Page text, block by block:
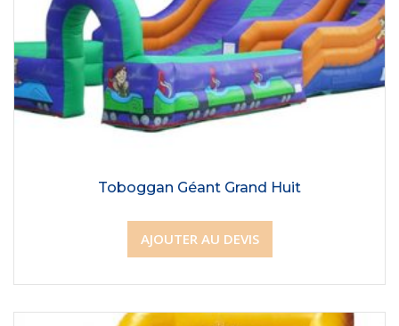
Toboggan Géant Grand Huit
AJOUTER AU DEVIS